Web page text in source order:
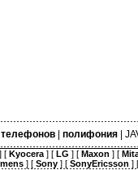
телефонов| полифония|
[ Kyocera] [ LG ] [ Maxon ] [
] [ Sony] [ SonyEricsson ] [